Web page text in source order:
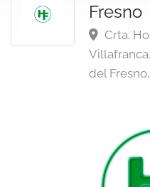
Fresno
Crta.
del